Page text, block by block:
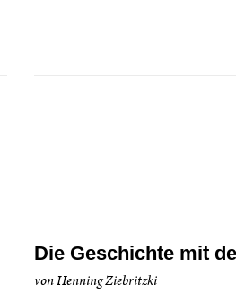
Die Geschichte mit
von Henning Ziebritzki